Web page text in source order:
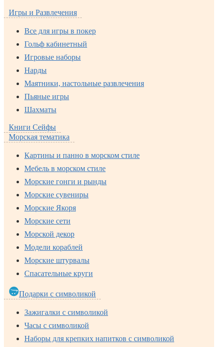
Игры и Развлечения
Все для игры в покер
Гольф кабинетный
Игровые наборы
Нарды
Маятники, настольные развлечения
Пьяные игры
Шахматы
Книги Сейфы
Морская тематика
Картины и панно в морском стиле
Мебель в морском стиле
Морские гонги и рынды
Морские сувениры
Морские Якоря
Морские сети
Морской декор
Модели кораблей
Морские штурвалы
Спасательные круги
Подарки с символикой
Зажигалки с символикой
Часы с символикой
Наборы для крепких напитков с символикой